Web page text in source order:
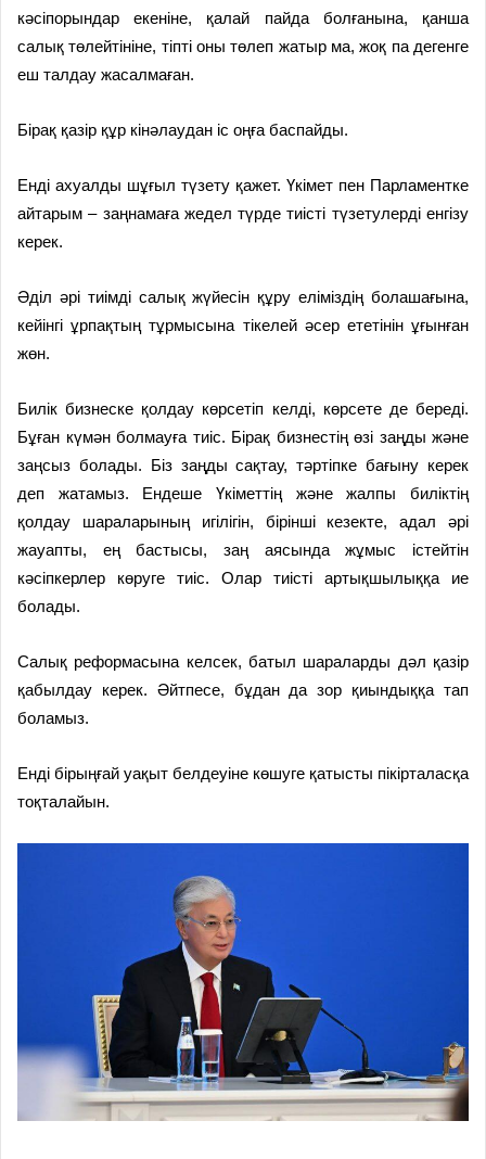
кәсіпорындар екеніне, қалай пайда болғанына, қанша
салық төлейтініне, тіпті оны төлеп жатыр ма, жоқ па дегенге
еш талдау жасалмаған.
Бірақ қазір құр кінәлаудан іс оңға баспайды.
Енді ахуалды шұғыл түзету қажет. Үкімет пен Парламентке
айтарым – заңнамаға жедел түрде тиісті түзетулерді енгізу
керек.
Әділ әрі тиімді салық жүйесін құру еліміздің болашағына,
кейінгі ұрпақтың тұрмысына тікелей әсер ететінін ұғынған
жөн.
Билік бизнеске қолдау көрсетіп келді, көрсете де береді.
Бұған күмән болмауға тиіс. Бірақ бизнестің өзі заңды және
заңсыз болады. Біз заңды сақтау, тәртіпке бағыну керек
деп жатамыз. Ендеше Үкіметтің және жалпы биліктің
қолдау шараларының игілігін, бірінші кезекте, адал әрі
жауапты, ең бастысы, заң аясында жұмыс істейтін
кәсіпкерлер көруге тиіс. Олар тиісті артықшылыққа ие
болады.
Салық реформасына келсек, батыл шараларды дәл қазір
қабылдау керек. Әйтпесе, бұдан да зор қиындыққа тап
боламыз.
Енді бірыңғай уақыт белдеуіне көшуге қатысты пікірталасқа
тоқталайын.